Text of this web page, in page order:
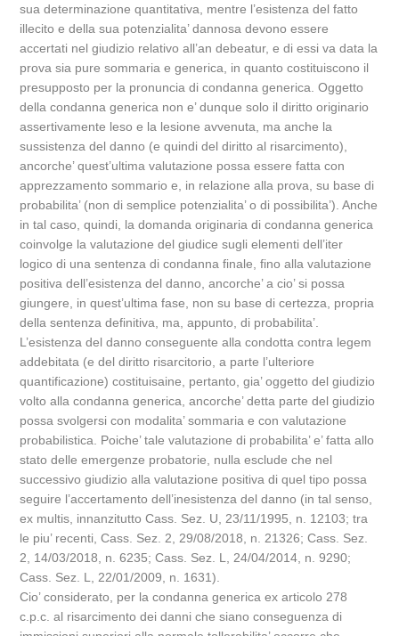
sua determinazione quantitativa, mentre l’esistenza del fatto
illecito e della sua potenzialita’ dannosa devono essere
accertati nel giudizio relativo all’an debeatur, e di essi va data la
prova sia pure sommaria e generica, in quanto costituiscono il
presupposto per la pronuncia di condanna generica. Oggetto
della condanna generica non e’ dunque solo il diritto originario
assertivamente leso e la lesione avvenuta, ma anche la
sussistenza del danno (e quindi del diritto al risarcimento),
ancorche’ quest’ultima valutazione possa essere fatta con
apprezzamento sommario e, in relazione alla prova, su base di
probabilita’ (non di semplice potenzialita’ o di possibilita’). Anche
in tal caso, quindi, la domanda originaria di condanna generica
coinvolge la valutazione del giudice sugli elementi dell’iter
logico di una sentenza di condanna finale, fino alla valutazione
positiva dell’esistenza del danno, ancorche’ a cio’ si possa
giungere, in quest’ultima fase, non su base di certezza, propria
della sentenza definitiva, ma, appunto, di probabilita’.
L’esistenza del danno conseguente alla condotta contra legem
addebitata (e del diritto risarcitorio, a parte l’ulteriore
quantificazione) costituisaine, pertanto, gia’ oggetto del giudizio
volto alla condanna generica, ancorche’ detta parte del giudizio
possa svolgersi con modalita’ sommaria e con valutazione
probabilistica. Poiche’ tale valutazione di probabilita’ e’ fatta allo
stato delle emergenze probatorie, nulla esclude che nel
successivo giudizio alla valutazione positiva di quel tipo possa
seguire l’accertamento dell’inesistenza del danno (in tal senso,
ex multis, innanzitutto Cass. Sez. U, 23/11/1995, n. 12103; tra
le piu’ recenti, Cass. Sez. 2, 29/08/2018, n. 21326; Cass. Sez.
2, 14/03/2018, n. 6235; Cass. Sez. L, 24/04/2014, n. 9290;
Cass. Sez. L, 22/01/2009, n. 1631).
Cio’ considerato, per la condanna generica ex articolo 278
c.p.c. al risarcimento dei danni che siano conseguenza di